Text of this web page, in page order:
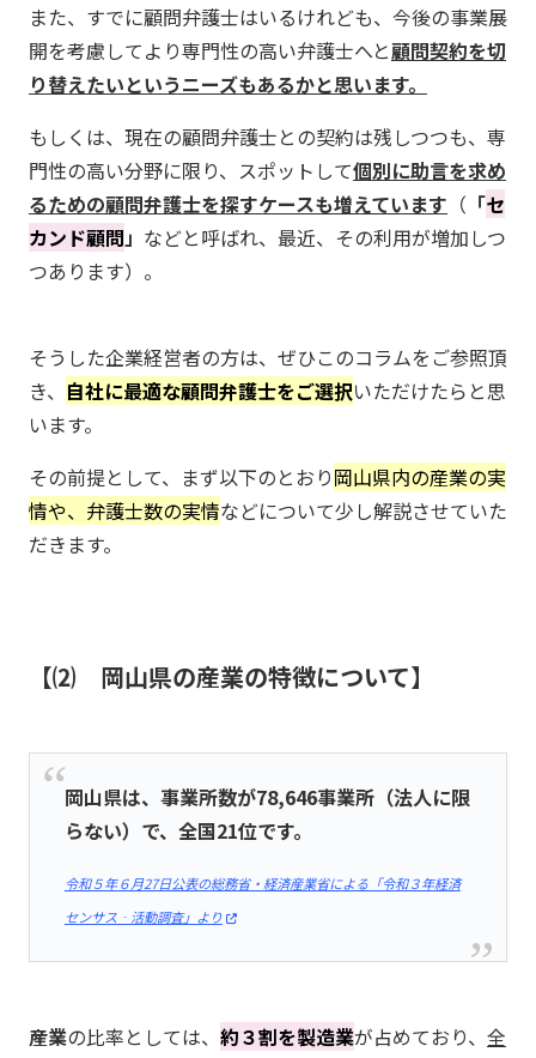
また、すでに顧問弁護士はいるけれども、今後の事業展
開を考慮してより専門性の高い弁護士へと顧問契約を切
り替えたいというニーズもあるかと思います。
もしくは、現在の顧問弁護士との契約は残しつつも、専
門性の高い分野に限り、スポットして個別に助言を求め
るための顧問弁護士を探すケースも増えています （ 「セ
カンド顧問」 などと呼ばれ、最近、その利用が増加しつ
つあります）。
そうした企業経営者の方は、ぜひこのコラムをご参照頂
き、 自社に最適な顧問弁護士をご選択いただけたらと思
います。
その前提として、まず以下のとおり岡山県内の産業の実
情や、弁護士数の実情などについて少し解説させていた
だきます。
⑵ 岡山県の産業の特徴について
岡山県は、事業所数が78,646事業所（法人に限
らない）で、全国21位です。
令和５年６月27日公表の総務省・経済産業省による「令和３年経済
センサス‐活動調査」より
産業の比率としては、 約３割を製造業が占めており、 全